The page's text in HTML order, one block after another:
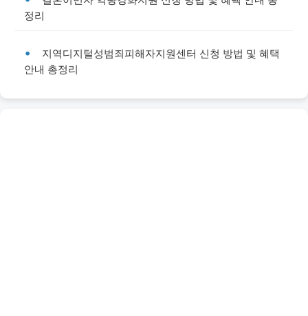
정리
지역디지털성범죄피해자지원센터 신청 방법 및 혜택
안내 총정리